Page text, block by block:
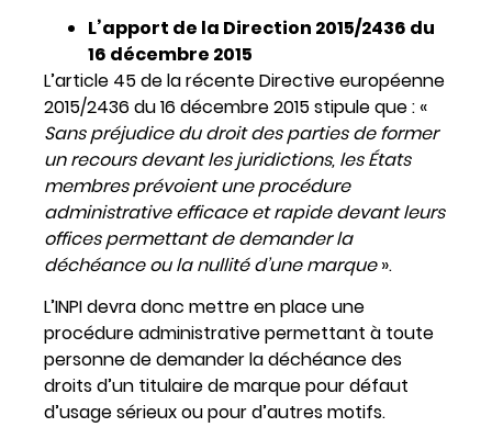
L’apport de la Direction 2015/2436 du
16 décembre 2015
L’article 45 de la récente Directive européenne
2015/2436 du 16 décembre 2015 stipule que : «
Sans préjudice du droit des parties de former
un recours devant les juridictions, les États
membres prévoient une procédure
administrative efficace et rapide devant leurs
offices permettant de demander la
déchéance ou la nullité d’une marque».
L’INPI devra donc mettre en place une
procédure administrative permettant à toute
personne de demander la déchéance des
droits d’un titulaire de marque pour défaut
d’usage sérieux ou pour d’autres motifs.